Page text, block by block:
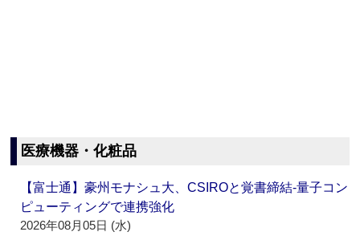
医療機器・化粧品
【富士通】豪州モナシュ大、CSIROと覚書締結‐量子コン
ピューティングで連携強化
2026年08月05日 (水)